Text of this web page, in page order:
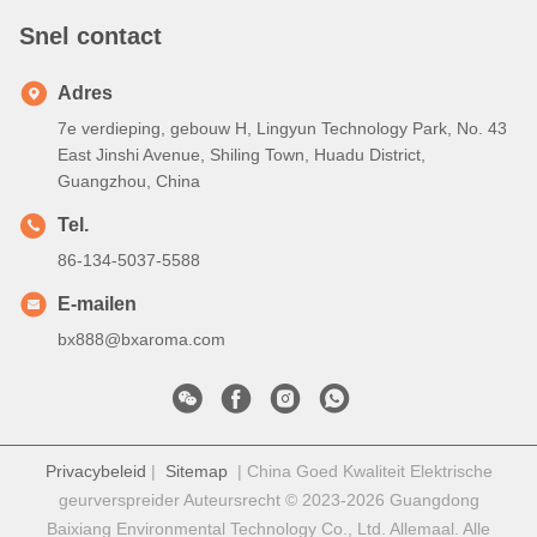
Snel contact
Adres
7e verdieping, gebouw H, Lingyun Technology Park, No. 43
East Jinshi Avenue, Shiling Town, Huadu District,
Guangzhou, China
Tel.
86-134-5037-5588
E-mailen
bx888@bxaroma.com
Privacybeleid | Sitemap| China Goed Kwaliteit Elektrische
geurverspreider Auteursrecht © 2023-2026 Guangdong
Baixiang Environmental Technology Co., Ltd. Allemaal. Alle